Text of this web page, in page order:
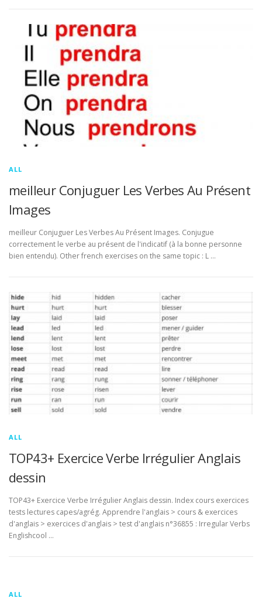
ALL
meilleur Conjuguer Les Verbes Au Présent
Images
meilleur Conjuguer Les Verbes Au Présent Images. Conjugue
correctement le verbe au présent de l'indicatif (à la bonne personne
bien entendu). Other french exercises on the same topic : L …
ALL
TOP43+ Exercice Verbe Irrégulier Anglais
dessin
TOP43+ Exercice Verbe Irrégulier Anglais dessin. Index cours exercices
tests lectures capes/agrég. Apprendre l'anglais > cours & exercices
d'anglais > exercices d'anglais > test d'anglais n°36855 : Irregular Verbs
Englishcool …
ALL